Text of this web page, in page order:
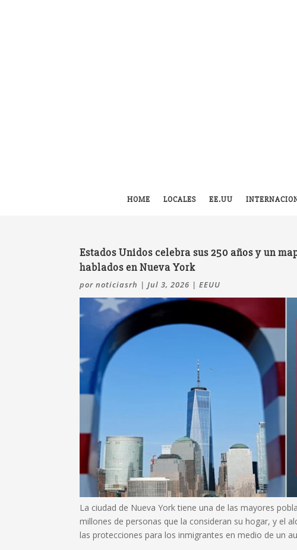
HOME LOCALES EE.UU
Estados Unidos celebra sus 250 años y un
hablados en Nueva York
pornoticiasrh |Jul 3, 2026 |EEUU
La ciudad de Nueva York tiene una de las mayores
millones de personas que la consideran su hogar, y el
las protecciones para los inmigrantes en medio de un